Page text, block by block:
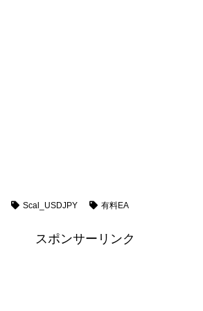
Scal_USDJPY 有料EA
スポンサーリンク